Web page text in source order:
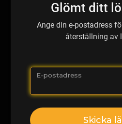
Glömt ditt
Ange din e-postadress
återställning av
E-postadress
Skicka